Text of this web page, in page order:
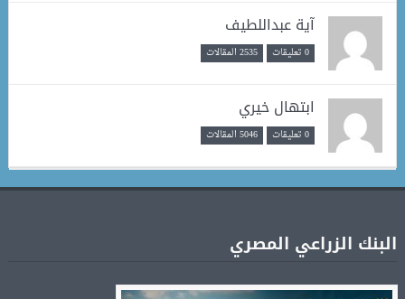
آية عبداللطيف
0 تعليقات 2535 المقالات
ابتهال خيري
0 تعليقات 5046 المقالات
البنك الزراعي المصري